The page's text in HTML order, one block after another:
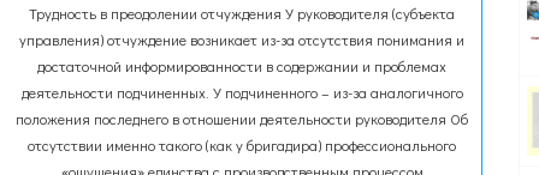
Трудность в преодолении отчуждения У руководителя (субъекта
управления) отчуждение возникает из-за отсутствия понимания и
достаточной информированности в содержании и проблемах
деятельности подчиненных. У подчиненного – из-за аналогичного
положения последнего в отношении деятельности руководителя Об
отсутствии именно такого (как у бригадира) профессионального